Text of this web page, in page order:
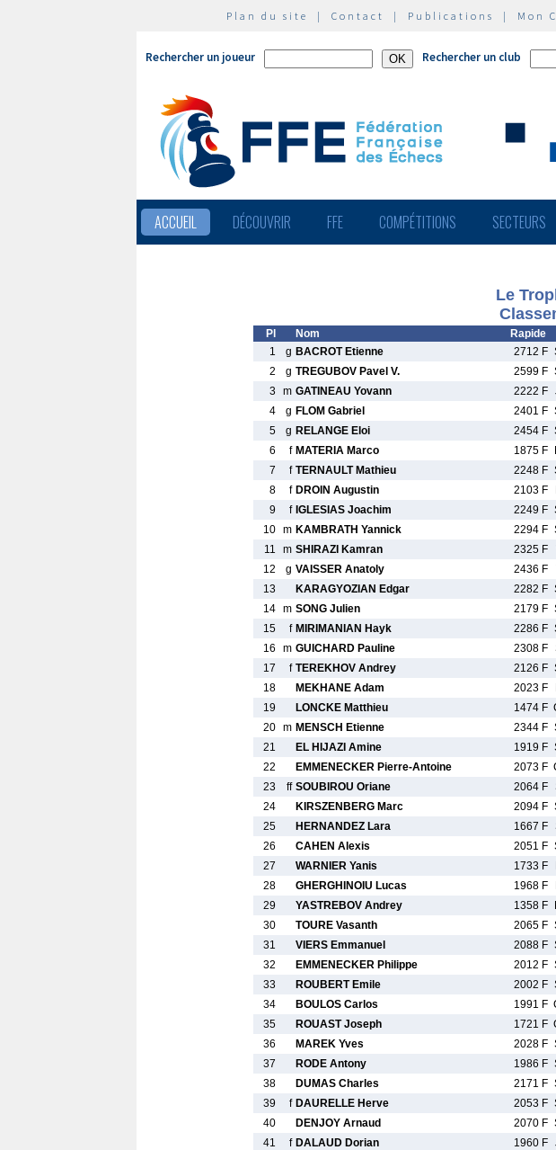
Plan du site | Contact | Publications | Mon
Rechercher un joueur Rechercher un club
ACCUEIL DÉCOUVRIR FFE COMPÉTITIONS SECTEURS
Le
Pl Nom Rapide
1
g BACROT Etienne 2712 F
2
g TREGUBOV Pavel V. 2599 F
3
m GATINEAU Yovann 2222 F
4
g FLOM Gabriel 2401 F
5
g RELANGE Eloi 2454 F
6
f MATERIA Marco 1875 F
7
f TERNAULT Mathieu 2248 F
8
f DROIN Augustin 2103 F
9
f IGLESIAS Joachim 2249 F
10 m KAMBRATH Yannick 2294 F
11
m SHIRAZI Kamran 2325 F
12
g VAISSER Anatoly 2436 F
13
KARAGYOZIAN Edgar 2282 F
14 m SONG Julien 2179 F
15
f MIRIMANIAN Hayk 2286 F
16
m GUICHARD Pauline 2308 F
17
f TEREKHOV Andrey 2126 F
18
MEKHANE Adam 2023 F
19
LONCKE Matthieu 1474 F
20 m MENSCH Etienne 2344 F
21
EL HIJAZI Amine 1919 F
22
EMMENECKER Pierre-Antoine 2073 F
23
ff SOUBIROU Oriane 2064 F
24
KIRSZENBERG Marc 2094 F
25
HERNANDEZ Lara 1667 F
26
CAHEN Alexis 2051 F
27
WARNIER Yanis 1733 F
28
GHERGHINOIU Lucas 1968 F
29
YASTREBOV Andrey 1358 F
30
TOURE Vasanth 2065 F
31
VIERS Emmanuel 2088 F
32
EMMENECKER Philippe 2012 F
33
ROUBERT Emile 2002 F
34
BOULOS Carlos 1991 F
35
ROUAST Joseph 1721 F
36
MAREK Yves 2028 F
37
RODE Antony 1986 F
38
DUMAS Charles 2171 F
39
f DAURELLE Herve 2053 F
40
DENJOY Arnaud 2070 F
41
f DALAUD Dorian 1960 F